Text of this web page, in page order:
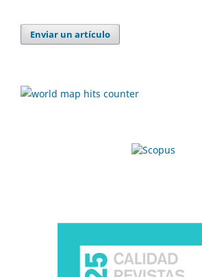
Enviar un artículo